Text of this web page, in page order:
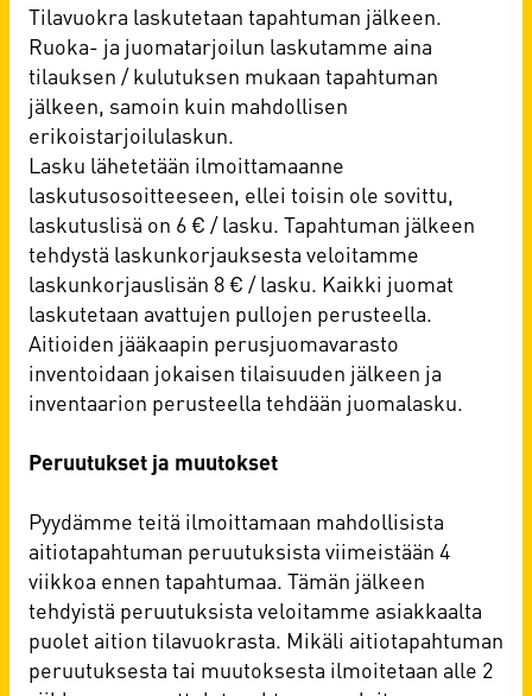
Tilavuokra laskutetaan tapahtuman jälkeen.
Ruoka- ja juomatarjoilun laskutamme aina
tilauksen / kulutuksen mukaan tapahtuman
jälkeen, samoin kuin mahdollisen
erikoistarjoilulaskun.
Lasku lähetetään ilmoittamaanne
laskutusosoitteeseen, ellei toisin ole sovittu,
laskutuslisä on 6 € / lasku. Tapahtuman jälkeen
tehdystä laskunkorjauksesta veloitamme
laskunkorjauslisän 8 € / lasku. Kaikki juomat
laskutetaan avattujen pullojen perusteella.
Aitioiden jääkaapin perusjuomavarasto
inventoidaan jokaisen tilaisuuden jälkeen ja
inventaarion perusteella tehdään juomalasku.
Peruutukset ja muutokset
Pyydämme teitä ilmoittamaan mahdollisista
aitiotapahtuman peruutuksista viimeistään 4
viikkoa ennen tapahtumaa. Tämän jälkeen
tehdyistä peruutuksista veloitamme asiakkaalta
puolet aition tilavuokrasta. Mikäli aitiotapahtuman
peruutuksesta tai muutoksesta ilmoitetaan alle 2